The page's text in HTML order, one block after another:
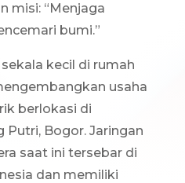
misi: “Menjaga
bumi.”
kecil di rumah
usaha
berlokasi di
Putri, Bogor. Jaringan
saat ini tersebar di
dan memiliki